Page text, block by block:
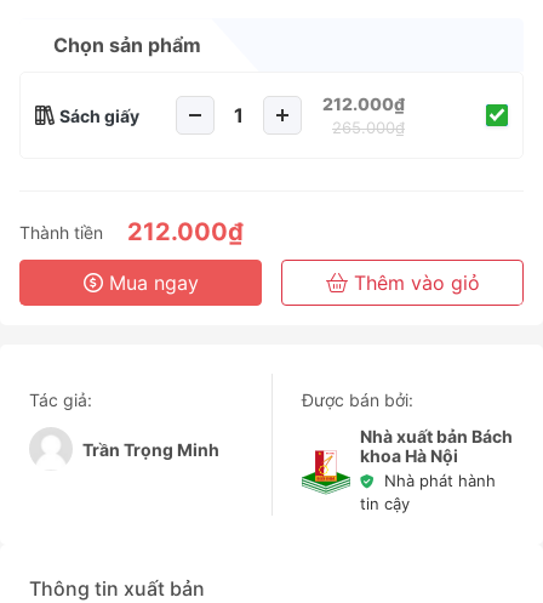
Chọn sản phẩm
Sách giấy
212.000₫
265.000₫
Thành tiền 212.000₫
Mua ngay Thêm vào giỏ
Tác giả:
Trần Trọng Minh
Được bán bởi:
Nhà xuất bản Bách
khoa Hà Nội
Nhà phát hành
tin cậy
Thông tin xuất bản